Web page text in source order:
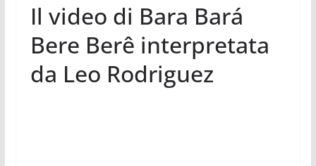
Il video di Bara Bará
Bere Berê interpretata
da Leo Rodriguez